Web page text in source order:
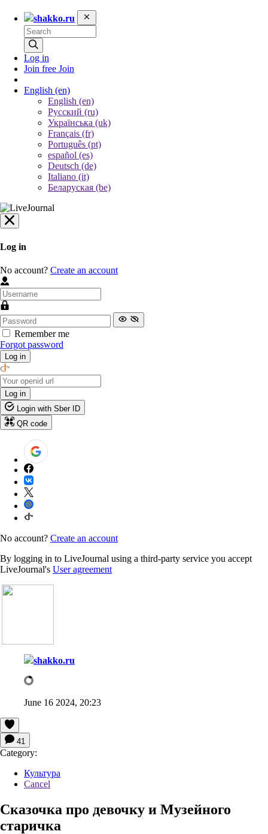
shakko.ru
Log in
Join free Join
English (en)
English (en)
Русский (ru)
Українська (uk)
Français (fr)
Português (pt)
español (es)
Deutsch (de)
Italiano (it)
Беларуская (be)
Log in
No account? Create an account
Remember me
Forgot password
Log in
Log in
Login with Sber ID
QR code
No account? Create an account
By logging in to LiveJournal using a third-party service you accept
LiveJournal's User agreement
shakko.ru
June 16 2024, 20:23
41
Category:
Культура
Cancel
Сказочка про девочку и Музейного
старичка